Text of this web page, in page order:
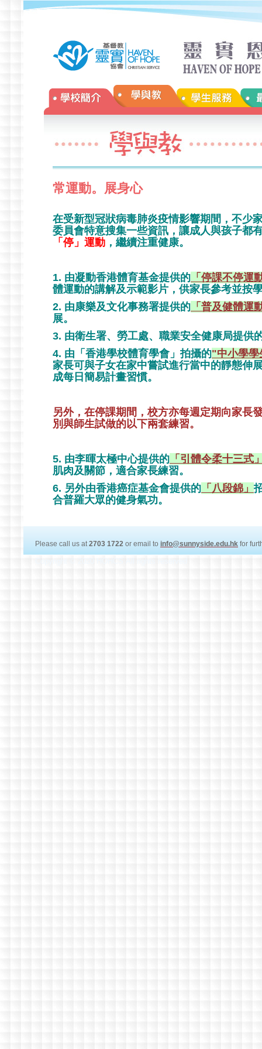
常運動。展身心
在受新型冠狀病毒肺炎疫情影響期間，不少
委員會特意搜集一些資訊，讓成人與孩子都
「停」運動 ，繼續注重健康。
1. 由凝動香港體育基金提供的 「停課不停運
體運動的講解及示範影片，供家長參考並按
2. 由康樂及文化事務署提供的 「普及健體運
展。
3. 由衛生署、勞工處、職業安全健康局提供
4. 由「 香港學校體育學會」拍攝的"中小學學
家長可與子女在家中嘗試進行當中的靜態伸
成每日簡易計畫習慣。
另外，在停課期間，校方亦每週定期向家長
別與師生試做的以下兩套練習。
5. 由李暉太極中心提供的 「引體令柔十三式
肌肉及關節，適合家長練習。
6. 另外由香港癌症基金會提供的 「八段錦」
合普羅大眾的健身氣功。
Please call us at2703 1722 or email to info@sunnyside.edu.hk for